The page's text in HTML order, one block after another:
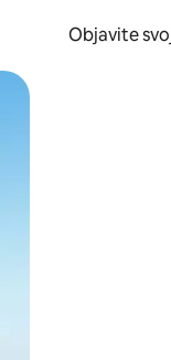
Objavite